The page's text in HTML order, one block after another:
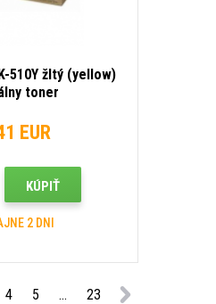
510Y žltý (yellow)
toner
EUR
KÚPIŤ
2 DNI
4 5 ... 23